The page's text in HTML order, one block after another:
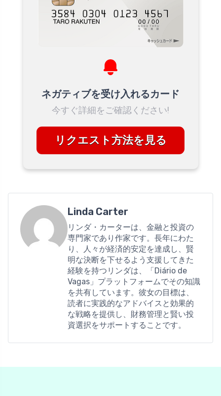
ネガティブを受け入れるカード
今すぐ詳細をご確認ください!
リクエスト方法を見る
Linda Carter
リンダ・カーターは、金融と投資の
専門家であり作家です。長年にわた
り、人々が経済的安定を達成し、賢
明な決断を下せるよう支援してきた
経験を持つリンダは、「Diário de
Vagas」プラットフォームでその知識
を共有しています。彼女の目標は、
読者に実践的なアドバイスと効果的
な戦略を提供し、財務管理と賢い投
資選択をサポートすることです。